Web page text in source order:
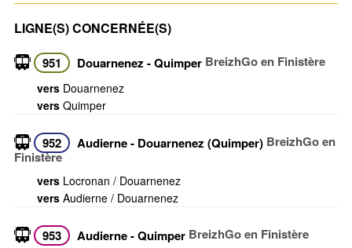
LIGNE(S) CONCERNÉE(S)
951 Douarnenez - Quimper BreizhGo en Finistère
vers Douarnenez
vers Quimper
952 Audierne - Douarnenez (Quimper) BreizhGo en
Finistère
vers Locronan / Douarnenez
vers Audierne / Douarnenez
953 Audierne - Quimper BreizhGo en Finistère